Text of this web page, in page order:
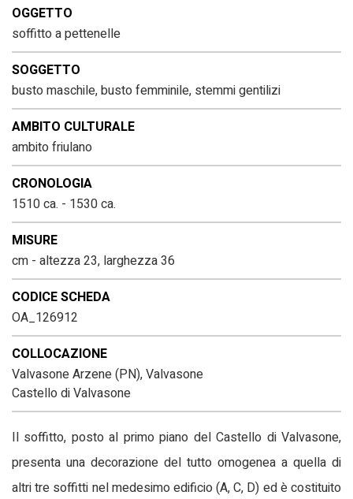
OGGETTO
soffitto a pettenelle
SOGGETTO
busto maschile, busto femminile, stemmi gentilizi
AMBITO CULTURALE
ambito friulano
CRONOLOGIA
1510 ca. - 1530 ca.
MISURE
cm - altezza 23, larghezza 36
CODICE SCHEDA
OA_126912
COLLOCAZIONE
Valvasone Arzene (PN), Valvasone
Castello di Valvasone
Il soffitto, posto al primo piano del Castello di Valvasone,
presenta una decorazione del tutto omogenea a quella di
altri tre soffitti nel medesimo edificio (A, C, D) ed è costituito